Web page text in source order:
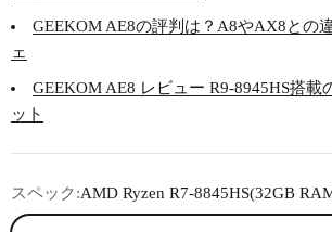
GEEKOM AE8の評判は？A8やAX8との
ェ
GEEKOM AE8 レビュー R9-8945HS搭
ット
スペック:AMD Ryzen R7-8845HS(32GB